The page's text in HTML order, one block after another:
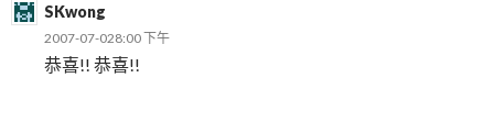
SKwong
2007-07-028:00 下午
恭喜!! 恭喜!!